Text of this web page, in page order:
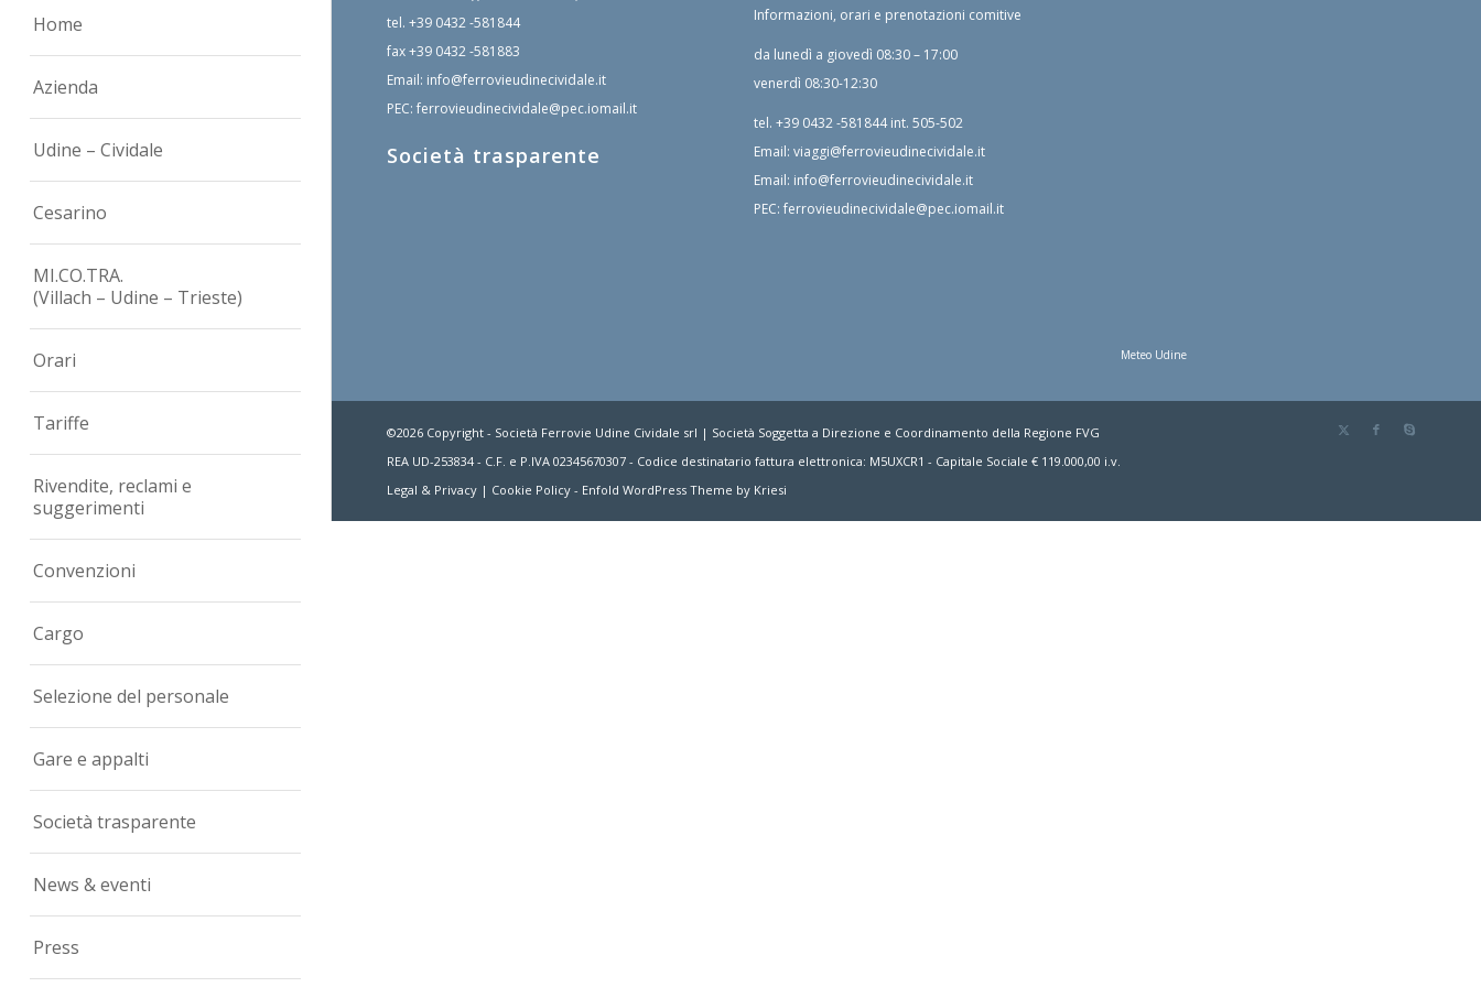
Home
Azienda
Udine – Cividale
Cesarino
MI.CO.TRA.
(Villach – Udine – Trieste)
Orari
Tariffe
Rivendite, reclami e
suggerimenti
Convenzioni
Cargo
Selezione del personale
Gare e appalti
Società trasparente
News & eventi
Press
tel. +39 0432 -581844
fax+39 0432 -581883
Email: info@ferrovieudinecividale.it
PEC: ferrovieudinecividale@pec.iomail.it
Società trasparente
Informazioni, orari e prenotazioni comitive
da lunedì a giovedì 08:30 – 17:00
venerdì 08:30-12:30
tel.+39 0432 -581844int. 505-502
Email:viaggi@ferrovieudinecividale.it
Email: info@ferrovieudinecividale.it
PEC:ferrovieudinecividale@pec.iomail.it
Meteo Udine
©2026 Copyright - Società Ferrovie Udine Cividale srl | Società Soggetta a Direzione e Coordinamento della Regione FVG
REA UD-253834 - C.F. e P.IVA 02345670307 - Codice destinatario fattura elettronica: M5UXCR1 - Capitale Sociale € 119.000,00 i.v.
Legal & Privacy | Cookie Policy - Enfold WordPress Theme by Kriesi